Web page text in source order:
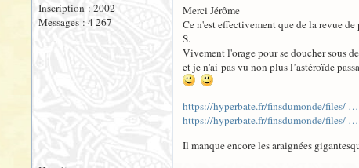
Inscription : 2002
Messages : 4 267
Merci Jérôme
Ce n'est effectivement que de la revue
S.
Vivement l'orage pour se doucher sous
et je n'ai pas vu non plus l’astéroïde
https://hyperbate.fr/finsdumonde/files/
https://hyperbate.fr/finsdumonde/files/
Il manque encore les araignées